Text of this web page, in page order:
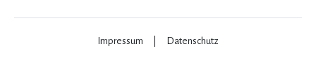
Impressum Datenschutz